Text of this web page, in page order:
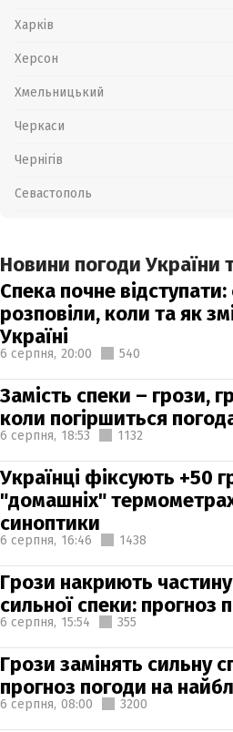
Харків
Херсон
Хмельницький
Черкаси
Чернігів
Севастополь
Новини погоди України
Спека почне
розповіли, коли та як
Україні
6 серпня, 20:00 540
Замість спеки – грози,
коли погіршиться
6 серпня, 18:53 1132
Українці фіксують +50
"домашніх"
синоптики
6 серпня, 16:46 1438
Грози накриють
сильної спеки: прогноз
6 серпня, 15:54 355
Грози замінять сильну
прогноз погоди на
6 серпня, 08:00 3200